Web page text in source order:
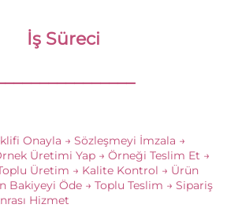
İş Süreci
Onayla → Sözleşmeyi İmzala →
Üretimi Yap → Örneği Teslim Et →
Üretim → Kalite Kontrol → Ürün
Bakiyeyi Öde → Toplu Teslim → Sipariş
Hizmet